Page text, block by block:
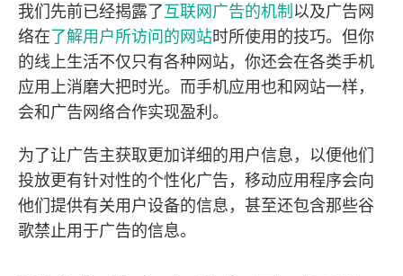
我们先前已经揭露了互联网广告的机制 以及广告网
络在了解用户所访问的网站时所使用的技巧。但你
的线上生活不仅只有各种网站，你还会在各类手机
应用上消磨大把时光。而手机应用也和网站一样，
会和广告网络合作实现盈利。
为了让广告主获取更加详细的用户信息，以便他们
投放更有针对性的个性化广告，移动应用程序会向
他们提供有关用户设备的信息，甚至还包含那些谷
歌禁止用于广告的信息。